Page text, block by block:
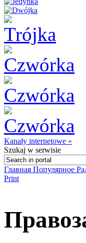
Kanały internetowe »
Szukaj w serwisie
Главная Популярное
Print